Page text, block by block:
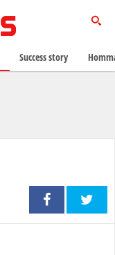
Success story